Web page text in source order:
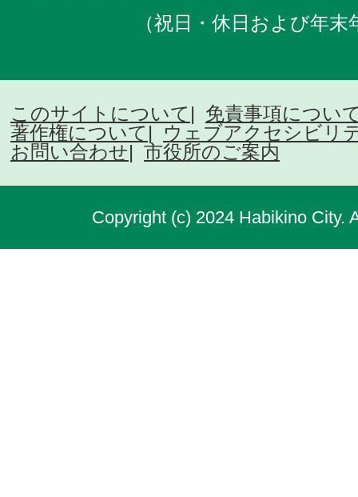
（祝日・休日および年
このサイトについて
免責事項につい
著作権について
ウェブアクセシビリ
お問い合わせ
市役所のご案内
Copyright (c) 2024 Habikino City.